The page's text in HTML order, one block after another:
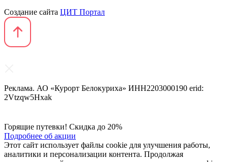
Создание сайта ЦИТ Портал
Реклама. АО «Курорт Белокуриха» ИНН2203000190 erid:
2Vtzqw5Hxak
Горящие путевки! Скидка до 20%
Подробнее об акции
Этот сайт использует файлы cookie для улучшения работы,
аналитики и персонализации контента. Продолжая